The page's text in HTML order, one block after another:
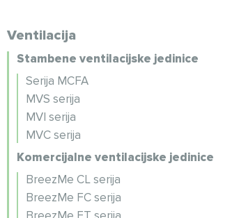
Ventilacija
Stambene ventilacijske jedinice
Serija MCFA
MVS serija
MVI serija
MVC serija
Komercijalne ventilacijske jedinice
BreezMe CL serija
BreezMe FC serija